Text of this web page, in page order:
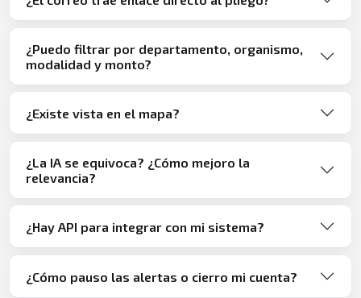
¿Puedo filtrar por departamento, organismo,
modalidad y monto?
¿Existe vista en el mapa?
¿La IA se equivoca? ¿Cómo mejoro la
relevancia?
¿Hay API para integrar con mi sistema?
¿Cómo pauso las alertas o cierro mi cuenta?